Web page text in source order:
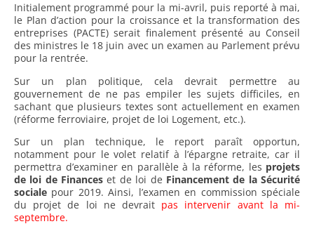
Initialement programmé pour la mi-avril, puis reporté à mai,
le Plan d’action pour la croissance et la transformation des
entreprises (PACTE) serait finalement présenté au Conseil
des ministres le 18 juin avec un examen au Parlement prévu
pour la rentrée.
Sur un plan politique, cela devrait permettre au
gouvernement de ne pas empiler les sujets difficiles, en
sachant que plusieurs textes sont actuellement en examen
(réforme ferroviaire, projet de loi Logement, etc.).
Sur un plan technique, le report paraît opportun,
notamment pour le volet relatif à l’épargne retraite, car il
permettra d’examiner en parallèle à la réforme, les projets
de loi de Finances et de loi de Financement de la Sécurité
sociale pour 2019. Ainsi, l’examen en commission spéciale
du projet de loi ne devrait pas intervenir avant la mi-
septembre.